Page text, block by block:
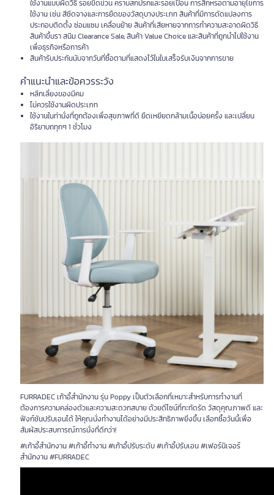
ใช้งานแบบผิดวิธี รอยขีดข่วน คราบสกปรกและรอยเปื้อน การสึกหรอตามอายุไขการ
ใช้งาน เช่น สีซีดจางและการยืดของวัสดุบางประเภท สินค้าที่มีการดัดแปลงการ
ประกอบติดตั้ง ซ่อมแซม เคลื่อนย้าย สินค้าที่เสียหายจากการทำความสะอาดผิดวิธี
สินค้าขึ้นรา สนิม Clearance Sale, สินค้า Value Choice และสินค้าที่ถูกนำไปใช้งาน
เพื่อธุรกิจหรือการค้า
สินค้ารับประกันนับจากวันที่ซื้อตามที่แสดงไว้ในใบเสร็จรับเงินจากการขาย
คำแนะนำและข้อควรระวัง
หลีกเลี่ยงของมีคม
ไม่ควรใช้งานผิดประเภท
ใช้งานในท่านั่งที่ถูกต้องเพื่อสุขภาพที่ดี ยืดเหยียดกล้ามเนื้อบ่อยครั้ง และเปลี่ยน
อิริยาบถทุกๆ 1 ชั่วโมง
FURRADEC เก้าอี้สำนักงาน รุ่น Poppy เป็นตัวเลือกที่เหมาะสำหรับการทำงานที่
ต้องการความคล่องตัวและความสะดวกสบาย ด้วยดีไซน์ที่กะทัดรัด วัสดุคุณภาพดี และ
ฟังก์ชันปรับเอนได้ ให้คุณนั่งทำงานได้อย่างมีประสิทธิภาพยิ่งขึ้น เลือกซื้อวันนี้เพื่อ
สัมผัสประสบการณ์การนั่งที่ดีกว่า!
#เก้าอี้สำนักงาน #เก้าอี้ทำงาน #เก้าอี้ปรับระดับ #เก้าอี้ปรับเอน #เฟอร์นิเจอร์
สำนักงาน #FURRADEC